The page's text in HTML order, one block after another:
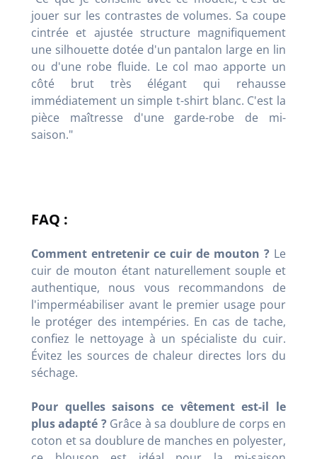
jouer sur les contrastes de volumes. Sa coupe
cintrée et ajustée structure magnifiquement
une silhouette dotée d'un pantalon large en lin
ou d'une robe fluide. Le col mao apporte un
côté brut très élégant qui rehausse
immédiatement un simple t-shirt blanc. C'est la
pièce maîtresse d'une garde-robe de mi-
saison."
FAQ :
Comment entretenir ce cuir de mouton ? Le
cuir de mouton étant naturellement souple et
authentique, nous vous recommandons de
l'imperméabiliser avant le premier usage pour
le protéger des intempéries. En cas de tache,
confiez le nettoyage à un spécialiste du cuir.
Évitez les sources de chaleur directes lors du
séchage.
Pour quelles saisons ce vêtement est-il le
plus adapté ?Grâce à sa doublure de corps en
coton et sa doublure de manches en polyester,